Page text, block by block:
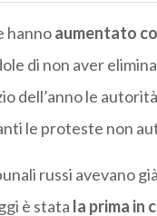
hannoaumentato
di non aver
dell’anno le
le proteste non
russi avevano
è stata la prima in